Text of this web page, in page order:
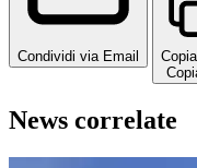
Condividi via Email
News correlate